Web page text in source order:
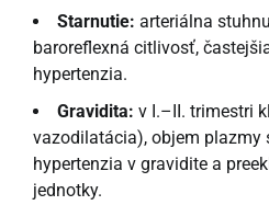
Starnutie: arteriálna
baroreflexná citlivosť,
hypertenzia.
Gravidita: v I.–II. trimestri
vazodilatácia), objem plazmy
hypertenzia v gravidite a
jednotky.